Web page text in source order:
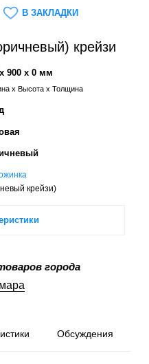
крейзи
900 x 0 мм
x Высота x Толщина
крейзи)
города
В ЗАКЛАДКИ
Обсуждения